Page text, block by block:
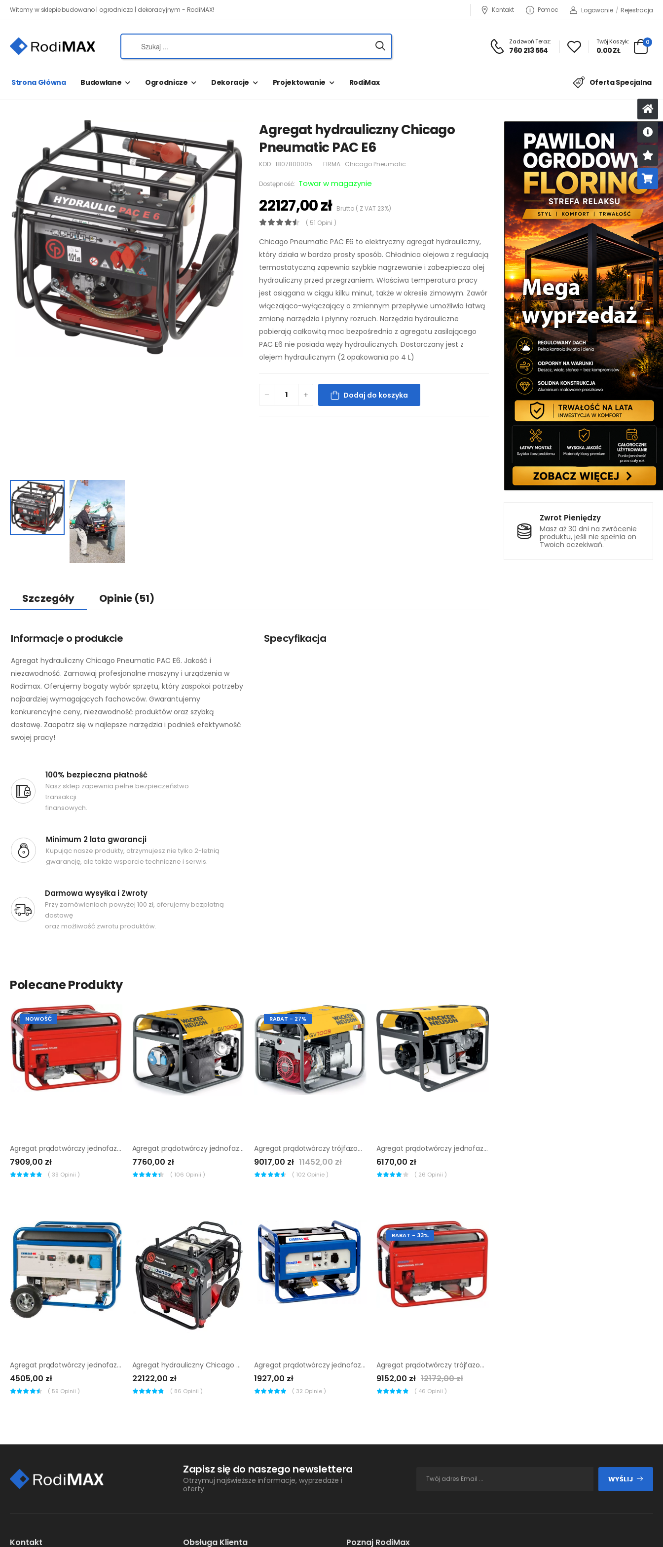
Witamy w sklepie budowano | ogrodniczo | dekoracyjnym - RodiMAX! Kontakt Pomoc Logowanie / Rejestracja
Zadzwoń Teraz:
760 213 554
Twój Koszyk:
0.00 ZŁ
0
Strona Główna Budowlane Ogrodnicze Dekoracje Projektowanie RodiMax Oferta Specjalna
Zwrot Pieniędzy
Masz aż 30 dni na zwrócenie
produktu, jeśli nie spełnia on
Twoich oczekiwań.
Agregat hydrauliczny Chicago
Pneumatic PAC E6
KOD: 1807800005 FIRMA: Chicago Pneumatic
Dostępność: Towar w magazynie
22127,00 złBrutto ( Z VAT 23%)
( 51 Opini )
Chicago Pneumatic PAC E6 to elektryczny agregat hydrauliczny,
który działa w bardzo prosty sposób. Chłodnica olejowa z regulacją
termostatyczną zapewnia szybkie nagrzewanie i zabezpiecza olej
hydrauliczny przed przegrzaniem. Właściwa temperatura pracy
jest osiągana w ciągu kilku minut, także w okresie zimowym. Zawór
włączająco-wyłączający o zmiennym przepływie umożliwia łatwą
zmianę narzędzia i płynny rozruch. Narzędzia hydrauliczne
pobierają całkowitą moc bezpośrednio z agregatu zasilającego
PAC E6 nie posiada węży hydraulicznych. Dostarczany jest z
olejem hydraulicznym (2 opakowania po 4 L)
Dodaj do koszyka
Szczegóły Opinie (51)
Informacje o produkcie
Agregat hydrauliczny Chicago Pneumatic PAC E6. Jakość i
niezawodność. Zamawiaj profesjonalne maszyny i urządzenia w
Rodimax. Oferujemy bogaty wybór sprzętu, który zaspokoi potrzeby
najbardziej wymagających fachowców. Gwarantujemy
konkurencyjne ceny, niezawodność produktów oraz szybką
dostawę. Zaopatrz się w najlepsze narzędzia i podnieś efektywność
swojej pracy!
100% bezpieczna płatność
Nasz sklep zapewnia pełne bezpieczeństwo
transakcji
finansowych.
Minimum 2 lata gwarancji
Kupując nasze produkty, otrzymujesz nie tylko 2-letnią
gwarancję, ale także wsparcie techniczne i serwis.
Darmowa wysyłka i Zwroty
Przy zamówieniach powyżej 100 zł, oferujemy bezpłatną
dostawę
oraz możliwość zwrotu produktów.
Specyfikacja
Polecane Produkty
NOWOŚĆ
Agregat prądotwórczy jednofazowy Endress ESE 606 HS-GT
7909,00 zł
( 39 Opinii )
Agregat prądotwórczy jednofazowy Wacker Neuson GV 7000A
7760,00 zł
( 106 Opinii )
RABAT - 27%
Agregat prądotwórczy trójfazowy Wacker Neuson GV 7003A
9017,00 zł 11452,00 zł
( 102 Opinie )
Agregat prądotwórczy jednofazowy Wacker Neuson GV 5000A
6170,00 zł
( 26 Opinii )
Agregat prądotwórczy jednofazowy Endress ESE 6000 BS
4505,00 zł
( 59 Opinii )
Agregat hydrauliczny Chicago Pneumatic PAC P9
22122,00 zł
( 86 Opinii )
Agregat prądotwórczy jednofazowy Endress ESE 3200 P
1927,00 zł
( 32 Opinie )
RABAT - 33%
Agregat prądotwórczy trójfazowy Endress ESE 606 DHS-GT
9152,00 zł 12172,00 zł
( 46 Opinii )
Zapisz się do naszego newslettera
Otrzymuj najświeższe informacje, wyprzedaże i
oferty
WYŚLIJ
Kontakt Obsługa Klienta Poznaj RodiMax